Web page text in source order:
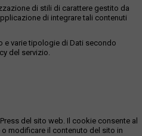
di stili di carattere gestito da
di integrare tali contenuti
e varie tipologie di Dati secondo
del servizio.
del sito web. Il cookie consente al
modificare il contenuto del sito in